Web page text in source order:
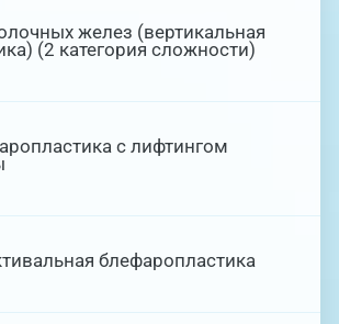
желез (вертикальная
(2 категория сложности)
с лифтингом
блефаропластика